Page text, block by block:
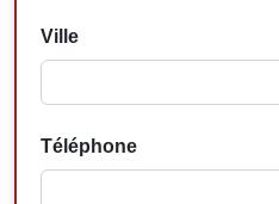
Ville
Téléphone